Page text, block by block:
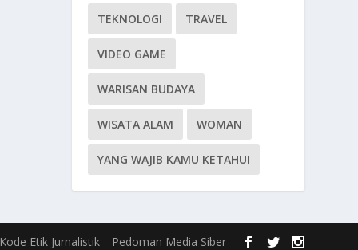
TEKNOLOGI TRAVEL
VIDEO GAME
WARISAN BUDAYA
WISATA ALAM WOMAN
YANG WAJIB KAMU KETAHUI
Kode Etik Jurnalistik Pedoman Media Siber